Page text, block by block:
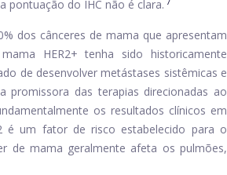
pontuação do IHC não é clara.
dos cânceres de mama que apresentam
HER2+ tenha sido historicamente
de desenvolver metástases sistêmicas e
promissora das terapias direcionadas ao
os resultados clínicos em
é um fator de risco estabelecido para o
de mama geralmente afeta os pulmões,